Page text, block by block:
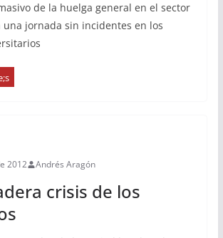
de la huelga general en el sector
jornada sin incidentes en los
2012 Andrés Aragón
crisis de los